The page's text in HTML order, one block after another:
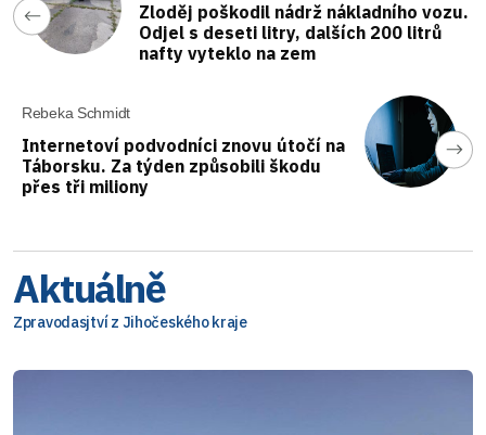
Zloděj poškodil nádrž nákladního vozu.
Odjel s deseti litry, dalších 200 litrů
nafty vyteklo na zem
Rebeka Schmidt
Internetoví podvodníci znovu útočí na
Táborsku. Za týden způsobili škodu
přes tři miliony
Aktuálně
Zpravodasjtví z Jihočeského kraje